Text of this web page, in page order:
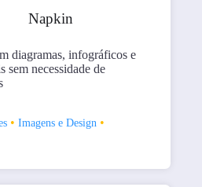
Napkin
diagramas, infográficos e
sem necessidade de
• Imagens e Design •